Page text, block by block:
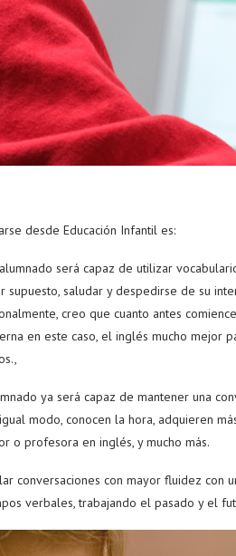
desde Educación Infantil es:
será capaz de utilizar
supuesto, saludar y despedirse de su
creo que cuanto antes
en este caso, el inglés mucho mejor
ya será capaz de mantener una
modo, conocen la hora, adquieren
o profesora en inglés, y mucho más.
conversaciones con mayor fluidez con
verbales, trabajando el pasado y el